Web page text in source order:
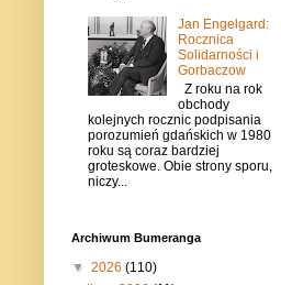
Jan Engelgard:
Rocznica
Solidarności i
Gorbaczow
Z roku na rok
obchody
kolejnych rocznic podpisania
porozumień gdańskich w 1980
roku są coraz bardziej
groteskowe. Obie strony sporu,
niczy...
Archiwum Bumeranga
▼ 2026 (110)